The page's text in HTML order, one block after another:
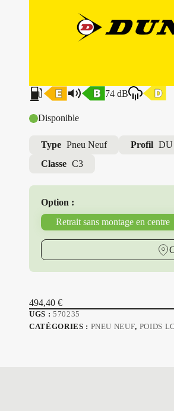
74 dB
Disponible
Type Pneu Neuf Profil DU
Classe C3
Option :
Retrait sans montage en centre
494,40€
UGS : 570235
CATÉGORIES : PNEU NEUF, POIDS